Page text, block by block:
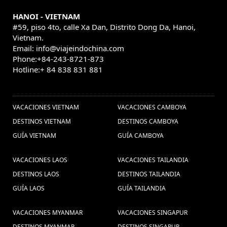
Vietnã (1) ,testting (1) ,
promoción Vietnam Viajes (1) ,viajes a myanmar (19)
,Descubrir Vietnam (26) ,
consejos de viaje a Ho
Chi Minh (1) ,rutas tailandia, viajes
tailandia, vacaciones tailandia,
tailandia, guia de viajes
indochina (2) ,
viajar a myanmar
(28) ,Que comprar en vietnam
Vietnam (6) ,
Vietnam Gran Premio
(1) ,Ho Chi Minh (1) ,Turismo no Myanmar (1) ,
de vietnam (5) ,Filme King Kong (1) ,una semana en Camboya
HANOI - VIETNAM
#59, piso 4to, calle Xa Dan, Distrito Dong Da, Hanoi,
Vietnam.
Email: info@viajeindochina.com
Phone:+84-243-8721-873
Hotline:+ 84 838 831 881
VACACIONES VIETNAM
DESTINOS VIETNAM
GUÍA VIETNAM
VACACIONES CAMBOYA
DESTINOS CAMBOYA
GUÍA CAMBOYA
VACACIONES LAOS
DESTINOS LAOS
GUÍA LAOS
VACACIONES TAILANDIA
DESTINOS TAILANDIA
GUÍA TAILANDIA
VACACIONES MYANMAR
VACACIONES SINGAPUR